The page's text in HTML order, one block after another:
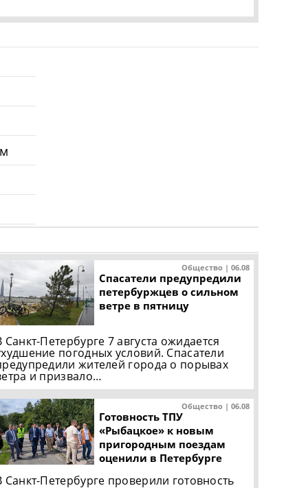
Общество | 06.08
Спасатели предупредили
петербуржцев о сильном
ветре в пятницу
Санкт-Петербурге 7 августа ожидается
погодных условий. Спасатели
жителей города о порывах
и призвало…
Общество | 06.08
Готовность ТПУ
«Рыбацкое» к новым
пригородным поездам
оценили в Петербурге
Санкт-Петербурге проверили готовность